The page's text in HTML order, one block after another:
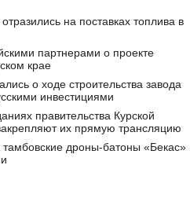
на поставках топлива в
партнерами о проекте
крае
о ходе строительства завода
инвестициями
правительства Курской
их прямую трансляцию
дроны-батоны «Бекас»